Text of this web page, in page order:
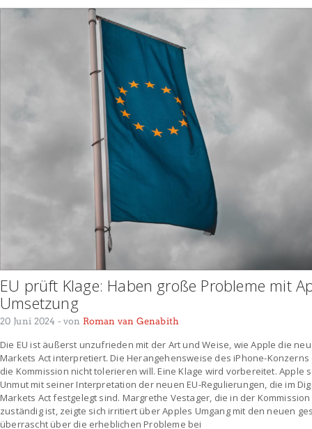
EU prüft Klage: Haben große Probleme mit
Umsetzung
20 Juni 2024 - von Roman van Genabith
Die EU ist äußerst unzufrieden mit der Art und Weise, wie Apple die
Markets Act interpretiert. Die Herangehensweise des iPhone-
die Kommission nicht tolerieren will. Eine Klage wird vorbereitet. Apple
Unmut mit seiner Interpretation der neuen EU-Regulierungen, die im
Markets Act festgelegt sind. Margrethe Vestager, die in der
zuständig ist, zeigte sich irritiert über Apples Umgang mit den neuen
überrascht über die erheblichen Probleme bei